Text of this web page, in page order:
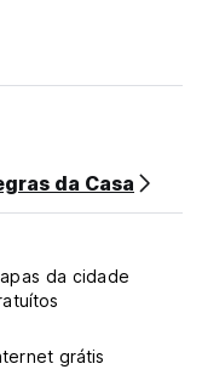
a 10 minutos a
gratuito no
comum, sala de
atividades
da Casa
da cidade
grátis